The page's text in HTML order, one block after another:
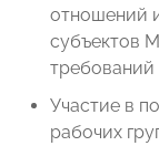
отношений
субъектов
требований
Участие в
рабочих